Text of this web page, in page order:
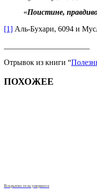
«Поистине,
[1] Аль-Бухари, 6094 и
Отрывок из книги “
ПОХОЖЕЕ
Вскрытие тела умершего